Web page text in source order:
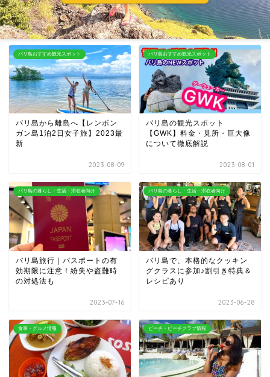
バリ島おすすめ観光スポット
バリ島から離島へ【レンボン
ガン島1泊2日女子旅】2023最
新
2023-08-09
バリ島おすすめ観光スポット
バリ島の観光スポット
【GWK】料金・見所・巨大像
について徹底解説
2023-08-01
バリ島の暮らし・生活・滞在者向け
バリ島旅行｜パスポートの有
効期限に注意！紛失や盗難時
の対処法も
2023-07-16
バリ島の暮らし・生活・滞在者向け
バリ島で、本格的なクッキン
グクラスに参加♪割引き特典＆
レシピあり
2023-06-28
食事・グルメ情報 ビーチ・ビーチクラブ情報